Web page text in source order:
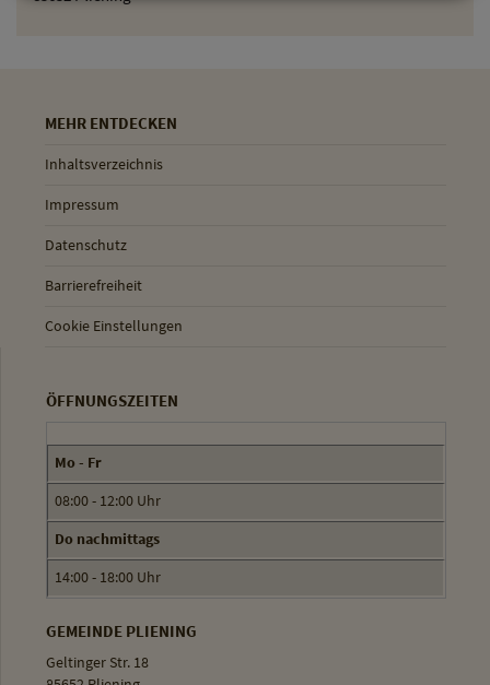
MEHR ENTDECKEN
Inhaltsverzeichnis
Impressum
Datenschutz
Barrierefreiheit
Cookie Einstellungen
ÖFFNUNGSZEITEN
Mo - Fr
08:00 - 12:00 Uhr
Do nachmittags
14:00 - 18:00 Uhr
GEMEINDE PLIENING
Geltinger Str. 18